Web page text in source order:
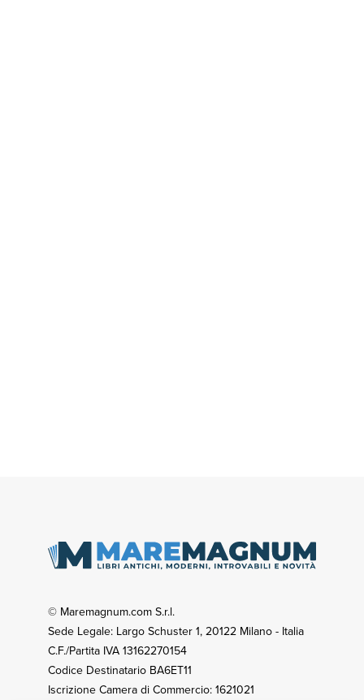
© Maremagnum.com S.r.l.
Sede Legale: Largo Schuster 1, 20122 Milano - Italia
C.F./Partita IVA 13162270154
Codice Destinatario BA6ET11
Iscrizione Camera di Commercio: 1621021